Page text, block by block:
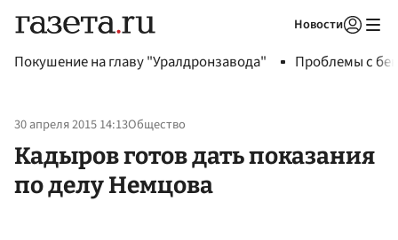
Новости
Покушение на главу "Уралдронзавода" Проблемы с
30 апреля 2015 14:13Общество
Кадыров готов дать показания
по делу Немцова